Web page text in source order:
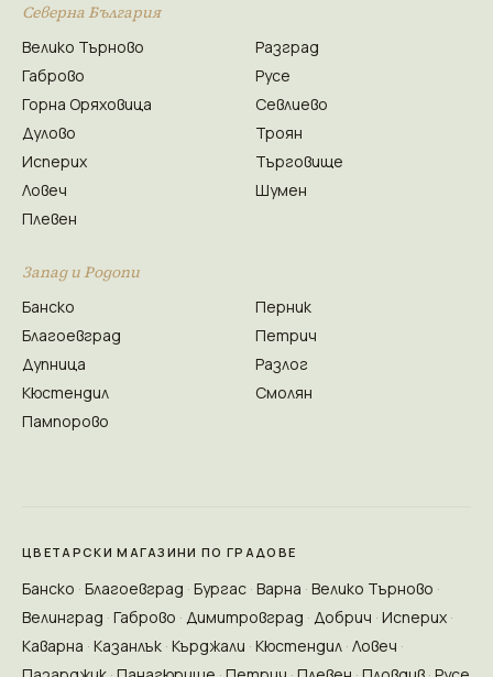
Северна България
Велико Търново
Габрово
Горна Оряховица
Дулово
Исперих
Ловеч
Плевен
Разград
Русе
Севлиево
Троян
Търговище
Шумен
Запад и Родопи
Банско
Благоевград
Дупница
Кюстендил
Пампорово
Перник
Петрич
Разлог
Смолян
ЦВЕТАРСКИ МАГАЗИНИ ПО ГРАДОВЕ
Банско Благоевград Бургас Варна Велико Търново
Велинград Габрово Димитровград Добрич Исперих
Каварна Казанлък Кърджали Кюстендил Ловеч